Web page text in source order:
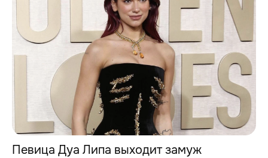
Певица Дуа Липа выходит замуж